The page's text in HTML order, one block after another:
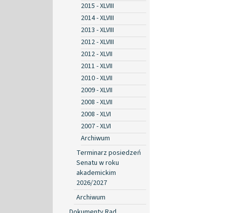
2015 - XLVIII
2014 - XLVIII
2013 - XLVIII
2012 - XLVIII
2012 - XLVII
2011 - XLVII
2010 - XLVII
2009 - XLVII
2008 - XLVII
2008 - XLVI
2007 - XLVI
Archiwum
Terminarz posiedzeń
Senatu w roku
akademickim
2026/2027
Archiwum